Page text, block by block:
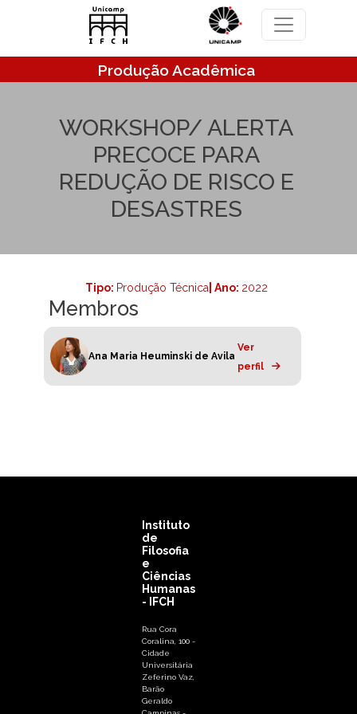
Pular para o conteúdo principal
Produção Acadêmica
WORKSHOP/ ALERTA
PRECOCE PARA
REDUÇÃO DE RISCO E
DESASTRES
Tipo: Produção Técnica | Ano: 2022
Membros
Ana Maria Heuminski de Avila
Ver
perfil
Instituto
de
Filosofia
e
Ciências
Humanas
- IFCH
Rua Cora
Coralina, 100 -
Cidade
Universitária
Zeferino Vaz,
Barão
Geraldo